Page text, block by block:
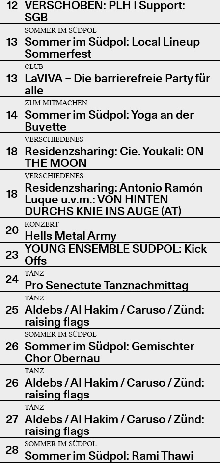
12 VERSCHOBEN: PLH | Support:
SGB
13
SOMMER IM SÜDPOL
Sommer im Südpol: Local Lineup
Sommerfest
13
CLUB
LaVIVA – Die barrierefreie Party für
alle
14
ZUM MITMACHEN
Sommer im Südpol: Yoga an der
Buvette
18
VERSCHIEDENES
Residenzsharing: Cie. Youkali: ON
THE MOON
18
VERSCHIEDENES
Residenzsharing: Antonio Ramón
Luque u.v.m.: VON HINTEN
DURCHS KNIE INS AUGE (AT)
20
KONZERT
Hells Metal Army
23 YOUNG ENSEMBLE SÜDPOL: Kick
Offs
24
TANZ
Pro Senectute Tanznachmittag
25
TANZ
Aldebs / Al Hakim / Caruso / Zünd:
raising flags
26
SOMMER IM SÜDPOL
Sommer im Südpol: Gemischter
Chor Obernau
26
TANZ
Aldebs / Al Hakim / Caruso / Zünd:
raising flags
27
TANZ
Aldebs / Al Hakim / Caruso / Zünd:
raising flags
28
SOMMER IM SÜDPOL
Sommer im Südpol: Rami Thawi